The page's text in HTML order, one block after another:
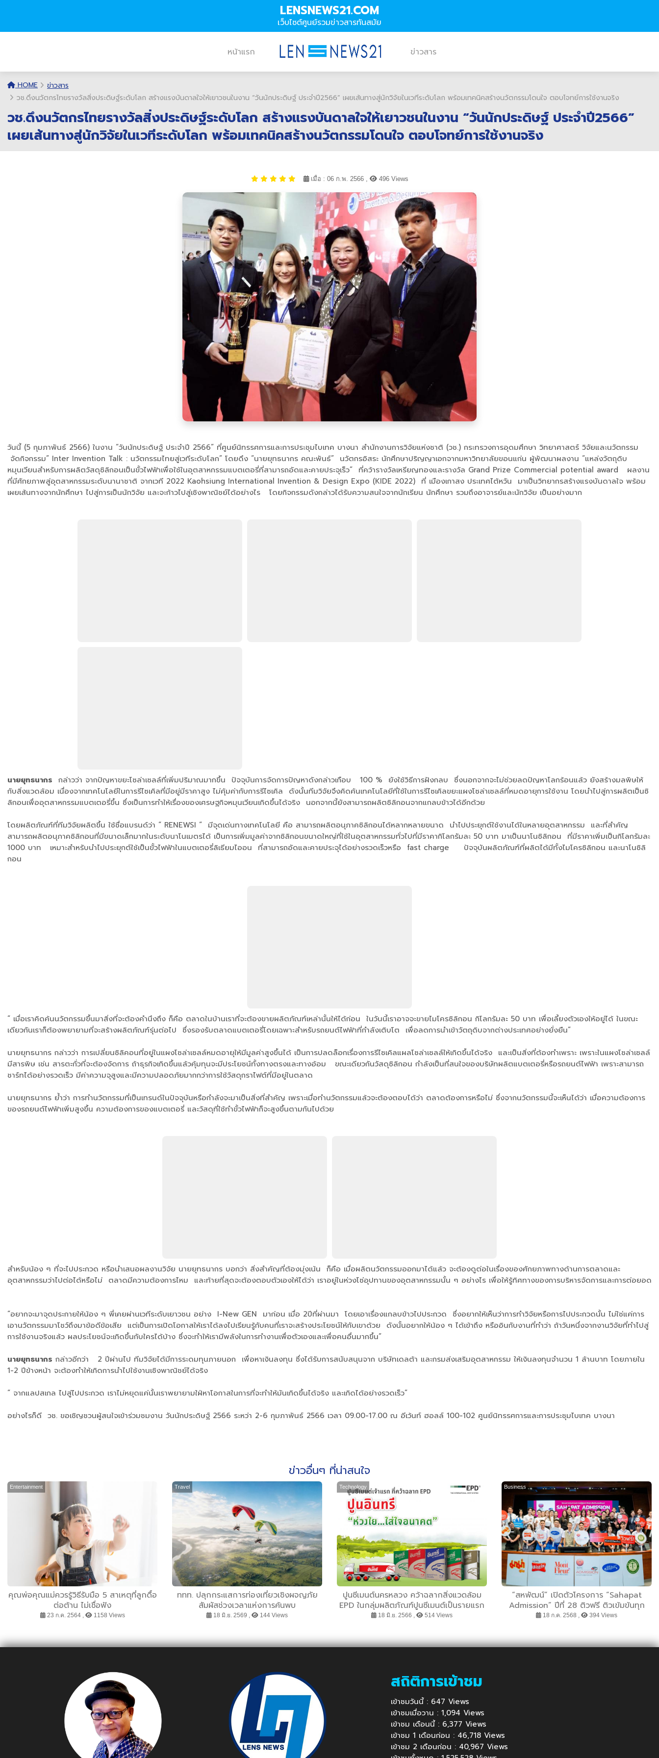
LENSNEWS21.COM
เว็บไซต์ศูนย์รวมข่าวสารทันสมัย
หน้าแรก ข่าวสาร
HOME
ข่าวสาร
วช.ดึงนวัตกรไทยรางวัลสิ่งประดิษฐ์ระดับโลก สร้างแรงบันดาลใจให้เยาวชนในงาน “วันนักประดิษฐ์ ประจำปี2566” เผยเส้นทางสู่นักวิจัยในเวทีระดับโลก พร้อมเทคนิคสร้างนวัตกรรมโดนใจ ตอบโจทย์การใช้งานจริง
วช.ดึงนวัตกรไทยรางวัลสิ่งประดิษฐ์ระดับโลก สร้างแรงบันดาลใจให้เยาวชนในงาน “วันนักประดิษฐ์ ประจำปี2566”
เผยเส้นทางสู่นักวิจัยในเวทีระดับโลก พร้อมเทคนิคสร้างนวัตกรรมโดนใจ ตอบโจทย์การใช้งานจริง
เมื่อ : 06 ก.พ. 2566 , 496 Views
วันนี้ (5 กุมภาพันธ์ 2566) ในงาน “วันนักประดิษฐ์ ประจำปี 2566” ที่ศูนย์นิทรรศการและการประชุมไบเทค บางนา สำนักงานการวิจัยแห่งชาติ (วช.) กระทรวงการอุดมศึกษา วิทยาศาสตร์ วิจัยและนวัตกรรม
จัดกิจกรรม” Inter Invention Talk : นวัตกรรมไทยสู่เวทีระดับโลก” โดยดึง “นายยุทธนากร คณะพันธ์” นวัตกรอิสระ นักศึกษาปริญญาเอกจากมหาวิทยาลัยขอนแก่น ผู้พัฒนาผลงาน “แหล่งวัตถุดิบ
หมุนเวียนสำหรับการผลิตวัสดุซิลิกอนเป็นขั้วไฟฟ้าเพื่อใช้ในอุตสาหกรรมแบตเตอรี่ที่สามารถอัดและคายประจุเร็ว” ที่คว้ารางวัลเหรียญทองและรางวัล Grand Prize Commercial potential award ผลงาน
ที่มีศักยภาพสู่อุตสาหกรรมระดับนานาชาติ จากเวที 2022 Kaohsiung International Invention & Design Expo (KIDE 2022) ที่ เมืองเกาสง ประเทศไต้หวัน มาเป็นวิทยากรสร้างแรงบันดาลใจ พร้อม
เผยเส้นทางจากนักศึกษา ไปสู่การเป็นนักวิจัย และจะก้าวไปสู่เชิงพาณิชย์ได้อย่างไร โดยกิจกรรมดังกล่าวได้รับความสนใจจากนักเรียน นักศึกษา รวมถึงอาจารย์และนักวิจัย เป็นอย่างมาก
นายยุทธนากร กล่าวว่า จากปัญหาขยะโซล่าเซลล์ที่เพิ่มปริมาณมากขึ้น ปัจจุบันการจัดการปัญหาดังกล่าวเกือบ 100 % ยังใช้วิธีการฝังกลบ ซึ่งนอกจากจะไม่ช่วยลดปัญหาโลกร้อนแล้ว ยังสร้างมลพิษให้
กับสิ่งแวดล้อม เนื่องจากเทคโนโลยีในการรีไซเคิลที่มีอยู่มีราคาสูง ไม่คุ้มค่ากับการรีไซเคิล ดังนั้นทีมวิจัยจึงคิดค้นเทคโนโลยีที่ใช้ในการรีไซเคิลขยะแผงโซล่าเซลล์ที่หมดอายุการใช้งาน โดยนำไปสู่การผลิตเป็นซิ
ลิกอนเพื่ออุตสาหกรรมแบตเตอรี่ขึ้น ซึ่งเป็นการทำให้เรื่องของเศรษฐกิจหมุนเวียนเกิดขึ้นได้จริง นอกจากนี้ยังสามารถผลิตซิลิกอนจากแกลบข้าวได้อีกด้วย
โดยผลิตภัณฑ์ที่ทีมวิจัยผลิตขึ้น ใช้ชื่อแบรนด์ว่า “ RENEWSI “ มีจุดเด่นทางเทคโนโลยี คือ สามารถผลิตอนุภาคซิลิกอนได้หลากหลายขนาด นำไปประยุกต์ใช้งานได้ในหลายอุตสาหกรรม และที่สำคัญ
สามารถผลิตอนุภาคซิลิกอนที่มีขนาดเล็กมากในระดับนาโนเมตรได้ เป็นการเพิ่มมูลค่าจากซิลิกอนขนาดใหญ่ที่ใช้ในอุตสาหกรรมทั่วไปที่มีราคากิโลกรัมละ 50 บาท มาเป็นนาโนซิลิกอน ที่มีราคาเพิ่มเป็นกิโลกรัมละ
1000 บาท เหมาะสำหรับนำไปประยุกต์ใช้เป็นขั้วไฟฟ้าในแบตเตอรี่ลิเธียมไออน ที่สามารถอัดและคายประจุได้อย่างรวดเร็วหรือ fast charge ปัจจุบันผลิตภัณฑ์ที่ผลิตได้มีทั้งไมโครซิลิกอน และนาโนซิลิ
กอน
“ เมื่อเราคิดค้นนวัตกรรมขึ้นมาสิ่งที่จะต้องคำนึงถึง ก็คือ ตลาดในบ้านเราที่จะต้องขายผลิตภัณฑ์เหล่านั้นให้ได้ก่อน ในวันนี้เราอาจจะขายไมโครซิลิกอน กิโลกรัมละ 50 บาท เพื่อเลี้ยงตัวเองให้อยู่ได้ ในขณะ
เดียวกันเราก็ต้องพยายามที่จะสร้างผลิตภัณฑ์รุ่นต่อไป ซึ่งรองรับตลาดแบตเตอรี่โดยเฉพาะสำหรับรถยนต์ไฟฟ้าที่กำลังเติบโต เพื่อลดการนำเข้าวัตถุดิบจากต่างประเทศอย่างยั่งยืน”
นายยุทธนากร กล่าวว่า การเปลี่ยนซิลิคอนที่อยู่ในแผงโซล่าเซลล์หมดอายุให้มีมูลค่าสูงขึ้นได้ เป็นการปลดล็อกเรื่องการรีไซเคิลแผลโซล่าเซลล์ให้เกิดขึ้นได้จริง และเป็นสิ่งที่ต้องทำเพราะ เพราะในแผงโซล่าเซลล์
มีสารพิษ เช่น สารตะกั่วที่จะต้องจัดการ ถ้าธุรกิจเกิดขึ้นแล้วคุ้มทุนจะมีประโยชน์ทั้งทางตรงและทางอ้อม ขณะเดียวกันวัสดุซิลิกอน กำลังเป็นที่สนใจของบริษัทผลิตแบตเตอรี่หรือรถยนต์ไฟฟ้า เพราะสามารถ
ชาร์ทได้อย่างรวดเร็ว มีค่าความจุสูงและมีความปลอดภัยมากกว่าการใช้วัสดุกราไฟต์ที่มีอยู่ในตลาด
นายยุทธนากร ย้ำว่า การทำนวัตกรรมที่เป็นเทรนด์ในปัจจุบันหรือกำลังจะมาเป็นสิ่งที่สำคัญ เพราะเมื่อทำนวัตกรรมแล้วจะต้องตอบได้ว่า ตลาดต้องการหรือไม่ ซึ่งจากนวัตกรรมนี้จะเห็นได้ว่า เมื่อความต้องการ
ของรถยนต์ไฟฟ้าเพิ่มสูงขึ้น ความต้องการของแบตเตอรี่ และวัสดุที่ใช้ทำขั้วไฟฟ้าก็จะสูงขึ้นตามกันไปด้วย
สำหรับน้อง ๆ ที่จะไปประกวด หรือนำเสนอผลงานวิจัย นายยุทธนากร บอกว่า สิ่งสำคัญที่ต้องมุ่งเน้น ก็คือ เมื่อผลิตนวัตกรรมออกมาได้แล้ว จะต้องดูต่อในเรื่องของศักยภาพทางด้านการตลาดและ
อุตสาหกรรมว่าไปต่อได้หรือไม่ ตลาดมีความต้องการไหม และท้ายที่สุดจะต้องตอบตัวเองให้ได้ว่า เราอยู่ในห่วงโซ่อุปทานของอุตสาหกรรมนั้น ๆ อย่างไร เพื่อให้รู้ทิศทางของการบริหารจัดการและการต่อยอด
“อยากจะมาจุดประกายให้น้อง ๆ พี่เคยผ่านเวทีระดับเยาวชน อย่าง I-New GEN มาก่อน เมื่อ 2ปีที่ผ่านมา โดยเอาเรื่องแกลบข้าวไปประกวด ซึ่งอยากให้เห็นว่าการทำวิจัยหรือการไปประกวดนั้น ไม่ใช่แค่การ
เอานวัตกรรมมาโชว์ถึงมาข้อดีข้อเสีย แต่เป็นการเปิดโอกาสให้เราได้ลงไปเรียนรู้กับคนที่เราจะสร้างประโยชน์ให้กับเขาด้วย ดังนั้นอยากให้น้อง ๆ ได้เข้าถึง หรืออินกับงานที่ทำว่า ถ้าวันหนึ่งจากงานวิจัยที่ทำไปสู่
การใช้งานจริงแล้ว ผลประโยชน์จะเกิดขึ้นกับใครได้บ้าง ซึ่งจะทำให้เรามีพลังในการทำงานเพื่อตัวเองและเพื่อคนอื่นมากขึ้น”
นายยุทธนากร กล่าวอีกว่า 2 ปีผ่านไป ทีมวิจัยได้มีการระดมทุนภายนอก เพื่อหาเงินลงทุน ซึ่งได้รับการสนับสนุนจาก บริษัทเดลต้า และกรมส่งเสริมอุตสาหกรรม ให้เงินลงทุนจำนวน 1 ล้านบาท โดยภายใน
1-2 ปีข้างหน้า จะต้องทำให้เกิดการนำไปใช้งานเชิงพาณิชย์ได้จริง
“ จากแลปสเกล ไปสู่ไปประกวด เราไม่หยุดแค่นั้นเราพยายามใฝ่หาโอกาสในการที่จะทำให้มันเกิดขึ้นได้จริง และเกิดได้อย่างรวดเร็ว”
อย่างไรก็ดี วช. ขอเชิญชวนผู้สนใจเข้าร่วมชมงาน วันนักประดิษฐ์ 2566 ระหว่า 2-6 กุมภาพันธ์ 2566 เวลา 09.00-17.00 ณ อีเว้นท์ ฮอลล์ 100-102 ศูนย์นิทรรศการและการประชุมไบเทค บางนา
ข่าวอื่นๆ ที่น่าสนใจ
Entertainment
คุณพ่อคุณแม่ควรรู้วิธีรับมือ 5 สาเหตุที่ลูกดื้อ
ต่อต้าน ไม่เชื่อฟัง
23 ก.ค. 2564 , 1158 Views
Travel
ททท. ปลุกกระแสการท่องเที่ยวเชิงผจญภัย
สัมผัสช่วงเวลาแห่งการค้นพบ
18 มิ.ย. 2569 , 144 Views
Technology
ปูนซีเมนต์นครหลวง คว้าฉลากสิ่งแวดล้อม
EPD ในกลุ่มผลิตภัณฑ์ปูนซีเมนต์เป็นรายแรก
ของไทย
18 มิ.ย. 2566 , 514 Views
Business
“สหพัฒน์” เปิดตัวโครงการ “Sahapat
Admission” ปีที่ 28 ติวฟรี ติวเข้มข้นทุก
สนามสอบ เดินหน้าเปิดโอกาสทางการศึกษา
18 ก.ค. 2568 , 394 Views
สถิติการเข้าชม
เข้าชมวันนี้ : 647 Views
เข้าชมเมื่อวาน : 1,094 Views
เข้าชม เดือนนี้ : 6,377 Views
เข้าชม 1 เดือนก่อน : 46,718 Views
เข้าชม 2 เดือนก่อน : 40,967 Views